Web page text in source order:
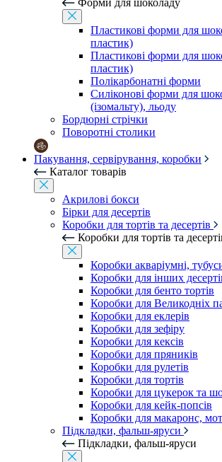
Форми для шоколаду
Пластикові форми для
пластик)
Пластикові форми для
пластик)
Полікарбонатні форми
Силіконові форми для
(ізомальту), льоду
Бордюрні стрічки
Поворотні столики
Пакування, сервірування, коробки
Каталог товарів
Акрилові бокси
Бірки для десертів
Коробки для тортів та десертів
Коробки для тортів та
Коробки акваріумні,
Коробки для інших
Коробки для бенто тортів
Коробки для Великодніх
Коробки для еклерів
Коробки для зефіру
Коробки для кексів
Коробки для пряників
Коробки для рулетів
Коробки для тортів
Коробки для цукерок та
Коробки для кейк-попсів
Коробки для макаронс,
Підкладки, фальш-яруси
Підкладки, фальш-яруси